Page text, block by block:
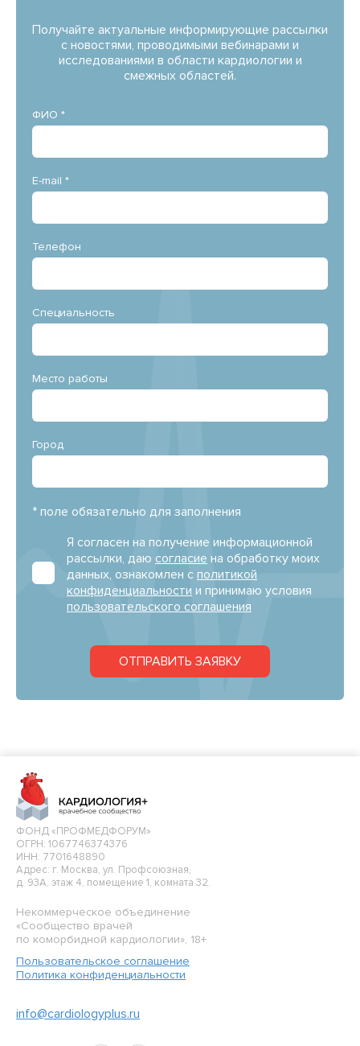
Получайте актуальные информирующие рассылки
с новостями, проводимыми вебинарами и
исследованиями в области кардиологии и
смежных областей.
ФИО *
E-mail *
Телефон
Специальность
Место работы
Город
* поле обязательно для заполнения
Я согласен на получение информационной
рассылки, даю согласие на обработку моих
данных, ознакомлен с политикой
конфиденциальности и принимаю условия
пользовательского соглашения
ОТПРАВИТЬ ЗАЯВКУ
ФОНД «ПРОФМЕДФОРУМ»
ОГРН: 1067746374376
ИНН: 7701648890
Адрес: г. Москва, ул. Профсоюзная,
д. 93А, этаж 4, помещение 1, комната 32.
Некоммерческое объединение
«Сообщество врачей
по коморбидной кардиологии», 18+
Пользовательское соглашение
Политика конфиденциальности
info@cardiologyplus.ru